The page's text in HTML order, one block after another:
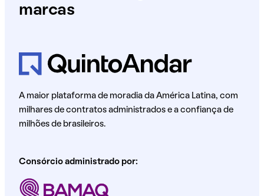
marcas
A maior plataforma de moradia da América Latina, com
milhares de contratos administrados e a confiança de
milhões de brasileiros.
Consórcio administrado por: